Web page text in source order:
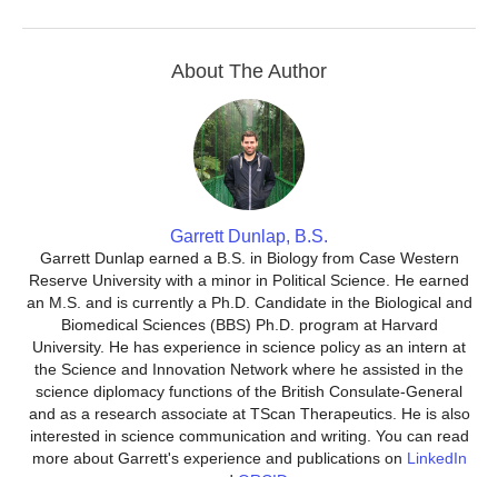
About The Author
Garrett Dunlap, B.S.
Garrett Dunlap earned a B.S. in Biology from Case Western
Reserve University with a minor in Political Science. He earned
an M.S. and is currently a Ph.D. Candidate in the Biological and
Biomedical Sciences (BBS) Ph.D. program at Harvard
University. He has experience in science policy as an intern at
the Science and Innovation Network where he assisted in the
science diplomacy functions of the British Consulate-General
and as a research associate at TScan Therapeutics. He is also
interested in science communication and writing. You can read
more about Garrett's experience and publications on LinkedIn